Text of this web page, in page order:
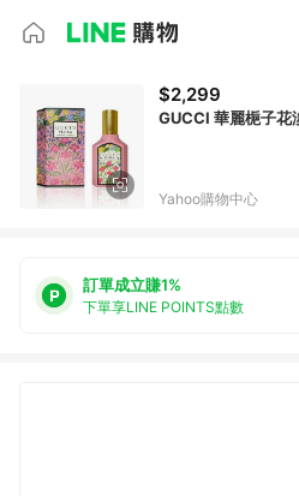
$2,299
GUCCI 華麗梔子
Yahoo購物中心
訂單成立賺1%
下單享LINE POINTS點數